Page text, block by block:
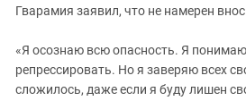
Гварамия заявил, что не намерен
«Я осознаю всю опасность. Я
репрессировать. Но я заверяю всех
сложилось, даже если я буду лишен